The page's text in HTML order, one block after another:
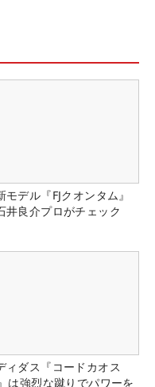
モデル『FJクオンタム』
井良介プロがチェック
ィダス『コードカオス
は強烈な蹴りでパワーを